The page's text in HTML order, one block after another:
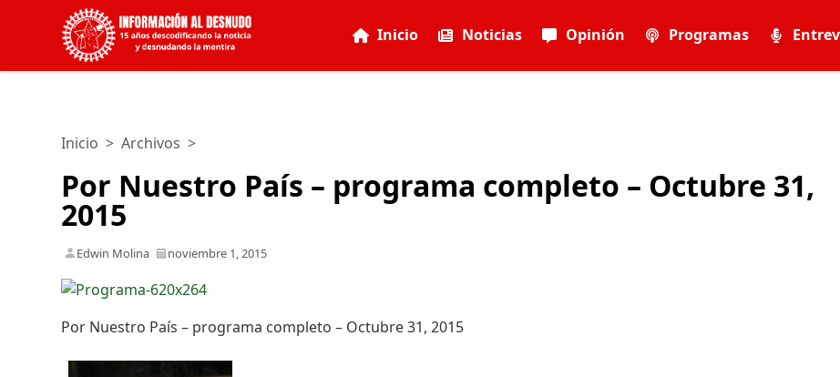
Inicio Noticias Opinión Programas
Inicio >Archivos >
Por Nuestro País – programa completo – Octubre 31,
2015
Edwin Molina noviembre 1, 2015
Por Nuestro País – programa completo – Octubre 31, 2015